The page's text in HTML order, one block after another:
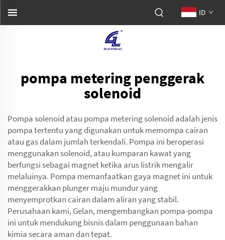
ID
pompa metering penggerak
solenoid
Pompa solenoid atau pompa metering solenoid adalah jenis
pompa tertentu yang digunakan untuk memompa cairan
atau gas dalam jumlah terkendali. Pompa ini beroperasi
menggunakan solenoid, atau kumparan kawat yang
berfungsi sebagai magnet ketika arus listrik mengalir
melaluinya. Pompa memanfaatkan gaya magnet ini untuk
menggerakkan plunger maju mundur yang
menyemprotkan cairan dalam aliran yang stabil.
Perusahaan kami, Gelan, mengembangkan pompa-pompa
ini untuk mendukung bisnis dalam penggunaan bahan
kimia secara aman dan tepat.